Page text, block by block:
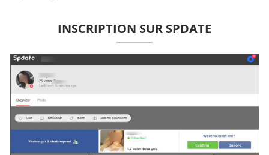
INSCRIPTION SUR SPDATE